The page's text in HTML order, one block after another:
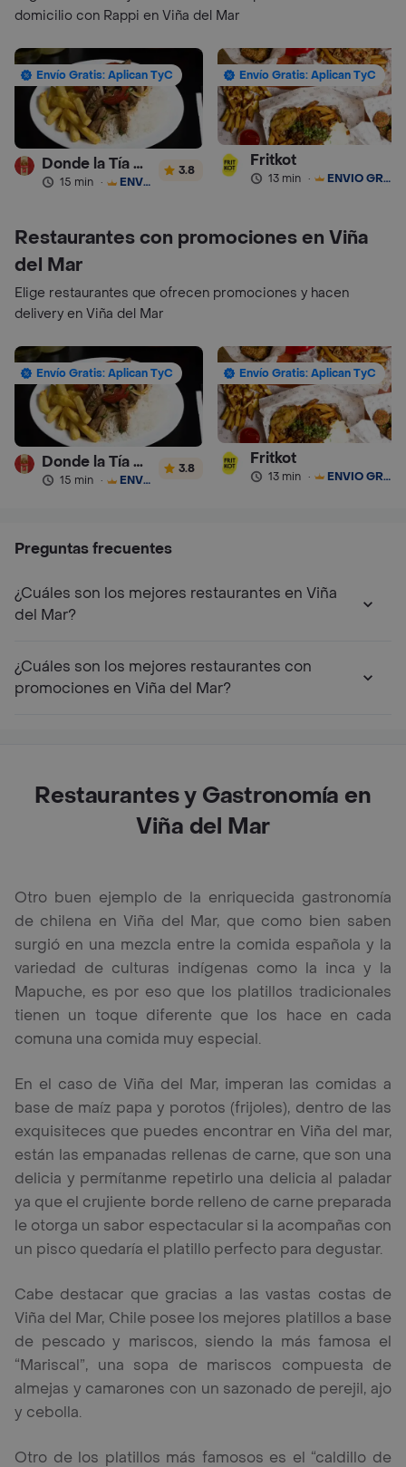
domicilio con Rappi en Viña del Mar
Envío Gratis: Aplican TyC
Donde la Tía Sonia
15 min · ENVÍO GRATIS
3.8
Envío Gratis: Aplican TyC
Fritkot
13 min · ENVÍO GRATIS
Restaurantes con promociones en Viña
del Mar
Elige restaurantes que ofrecen promociones y hacen
delivery en Viña del Mar
Envío Gratis: Aplican TyC
Donde la Tía Sonia
15 min · ENVÍO GRATIS
3.8
Envío Gratis: Aplican TyC
Fritkot
13 min · ENVÍO GRATIS
Preguntas frecuentes
¿Cuáles son los mejores restaurantes en Viña
del Mar?
¿Cuáles son los mejores restaurantes con
promociones en Viña del Mar?
Restaurantes y Gastronomía en
Viña del Mar
Otro buen ejemplo de la enriquecida gastronomía
de chilena en Viña del Mar, que como bien saben
surgió en una mezcla entre la comida española y la
variedad de culturas indígenas como la inca y la
Mapuche, es por eso que los platillos tradicionales
tienen un toque diferente que los hace en cada
comuna una comida muy especial.
En el caso de Viña del Mar, imperan las comidas a
base de maíz papa y porotos (frijoles), dentro de las
exquisiteces que puedes encontrar en Viña del mar,
están las empanadas rellenas de carne, que son una
delicia y permítanme repetirlo una delicia al paladar
ya que el crujiente borde relleno de carne preparada
le otorga un sabor espectacular si la acompañas con
un pisco quedaría el platillo perfecto para degustar.
Cabe destacar que gracias a las vastas costas de
Viña del Mar, Chile posee los mejores platillos a base
de pescado y mariscos, siendo la más famosa el
“Mariscal”, una sopa de mariscos compuesta de
almejas y camarones con un sazonado de perejil, ajo
y cebolla.
Otro de los platillos más famosos es el “caldillo de